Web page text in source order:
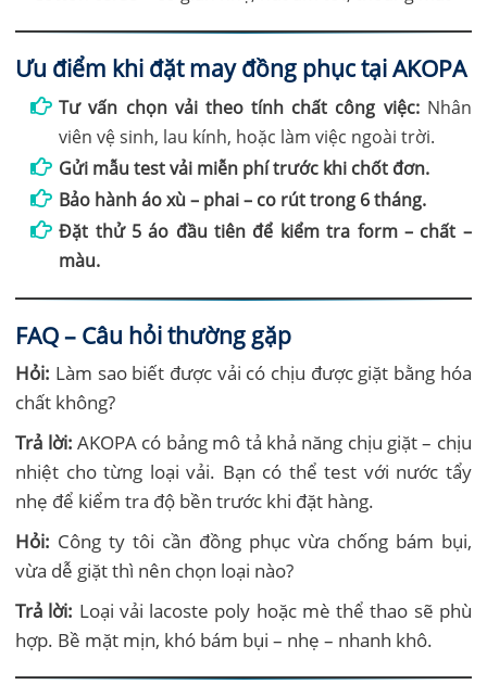
Ưu điểm khi đặt may đồng phục tại AKOPA
Tư vấn chọn vải theo tính chất công việc:Nhân
viên vệ sinh, lau kính, hoặc làm việc ngoài trời.
Gửi mẫu test vải miễn phí trước khi chốt đơn.
Bảo hành áo xù – phai – co rút trong 6 tháng.
Đặt thử 5 áo đầu tiên để kiểm tra form – chất –
màu.
FAQ – Câu hỏi thường gặp
Hỏi: Làm sao biết được vải có chịu được giặt bằng hóa
chất không?
Trả lời: AKOPA có bảng mô tả khả năng chịu giặt – chịu
nhiệt cho từng loại vải. Bạn có thể test với nước tẩy
nhẹ để kiểm tra độ bền trước khi đặt hàng.
Hỏi: Công ty tôi cần đồng phục vừa chống bám bụi,
vừa dễ giặt thì nên chọn loại nào?
Trả lời: Loại vải lacoste poly hoặc mè thể thao sẽ phù
hợp. Bề mặt mịn, khó bám bụi – nhẹ – nhanh khô.